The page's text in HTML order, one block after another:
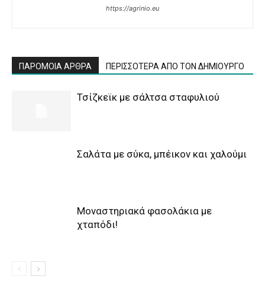
https://agrinio.eu
ΠΑΡΟΜΟΙΑ ΑΡΘΡΑ ΠΕΡΙΣΣΟΤΕΡΑ ΑΠΟ ΤΟΝ ΔΗΜΙΟΥΡΓΟ
Τσίζκεϊκ με σάλτσα σταφυλιού
Σαλάτα με σύκα, μπέικον και χαλούμι
Μοναστηριακά φασολάκια με
χταπόδι!